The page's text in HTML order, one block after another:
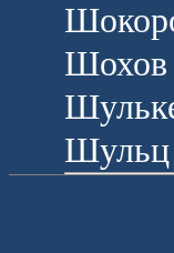
Шохов
Шульц